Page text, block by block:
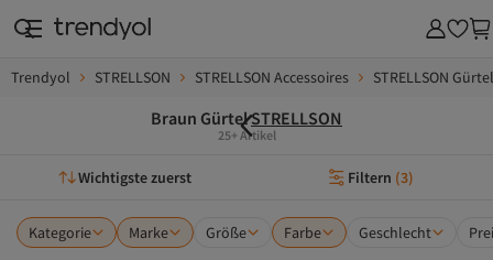
Trendyol STRELLSON STRELLSON Accessoires STRELLSON
Braun GürtelSTRELLSON
25+ Artikel
Wichtigste zuerst Filtern (3)
Kategorie Marke Größe Farbe Geschlecht